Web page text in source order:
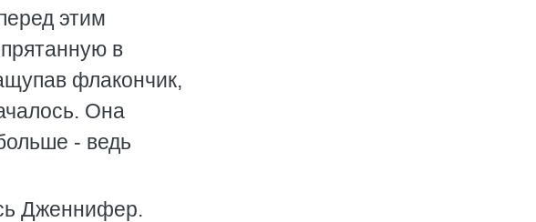
этим
в
флакончик,
Она
- ведь
Дженнифер.